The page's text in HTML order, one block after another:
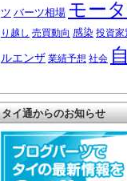
ツ バーツ相場 モー
り越し 売買動向 感染 投資家
ルエンザ 業績予想 社会
タイ通からのお知らせ